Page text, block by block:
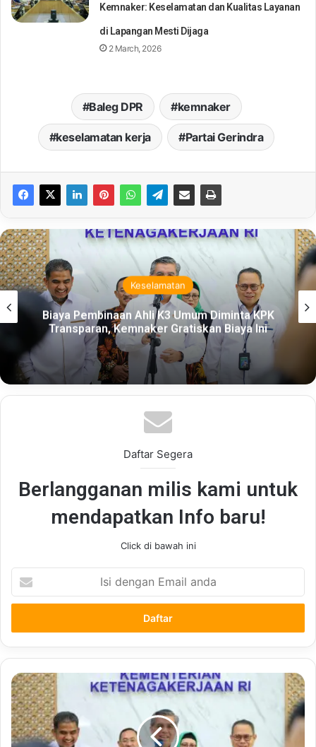
Kemnaker: Keselamatan dan Kualitas Layanan
di Lapangan Mesti Dijaga
2 March, 2026
Baleg DPR kemnaker
keselamatan kerja Partai Gerindra
Keselamatan
Biaya Pembinaan Ahli K3 Umum Diminta KPK
Transparan, Kemnaker Gratiskan Biaya Ini
Daftar Segera
Berlangganan milis kami untuk
mendapatkan Info baru!
Click di bawah ini
dengan
Email
Biaya
Pembinaan
Ahli
K3
Umum